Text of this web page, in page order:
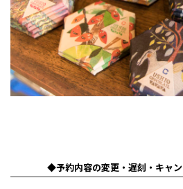
◆予約内容の変更・遅刻・キャ